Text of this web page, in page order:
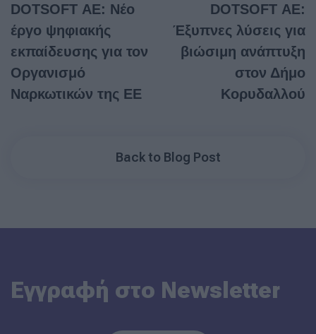
DOTSOFT ΑΕ: Νέο
έργο ψηφιακής
εκπαίδευσης για τον
Οργανισμό
Ναρκωτικών της ΕΕ
DOTSOFT ΑΕ:
Έξυπνες λύσεις για
βιώσιμη ανάπτυξη
στον Δήμο
Κορυδαλλού
Back to Blog Post
Εγγραφή στο Newsletter